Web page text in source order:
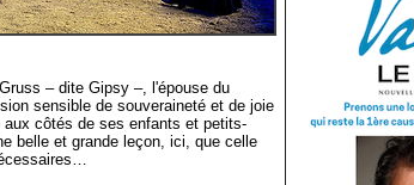
– dite Gipsy –, l'épouse du
sensible de souveraineté et de joie
côtés de ses enfants et petits-
belle et grande leçon, ici, que celle